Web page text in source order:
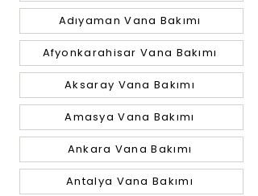
Adıyaman Vana Bakımı
Afyonkarahisar Vana Bakımı
Aksaray Vana Bakımı
Amasya Vana Bakımı
Ankara Vana Bakımı
Antalya Vana Bakımı